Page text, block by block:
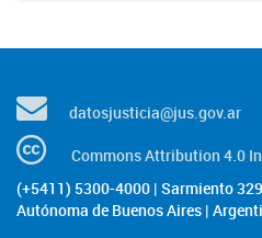
datosjusticia@jus.gov.ar
Commons Attribution 4.0
(+5411) 5300-4000 | Sarmiento
Autónoma de Buenos Aires |